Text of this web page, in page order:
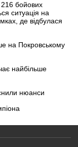
216 бойових
ситуація на
де відбулася
на Покровському
найбільше
нюанси